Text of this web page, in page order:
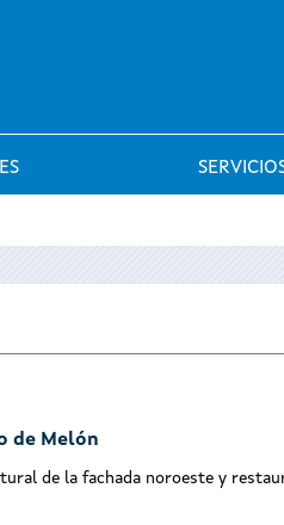
de Melón
de la fachada noroeste y